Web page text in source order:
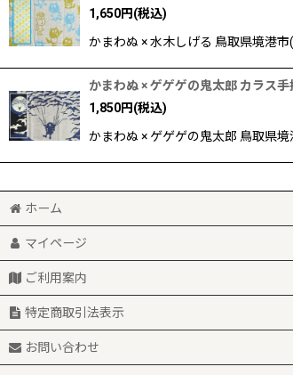
1,650円(税込)
かまわぬ × 水木しげる 鳥取県境港
かまわぬ × ゲゲゲの鬼太郎 カラス手
1,850円(税込)
かまわぬ × ゲゲゲの鬼太郎 鳥取県
ホーム
マイページ
ご利用案内
特定商取引法表示
お問い合わせ